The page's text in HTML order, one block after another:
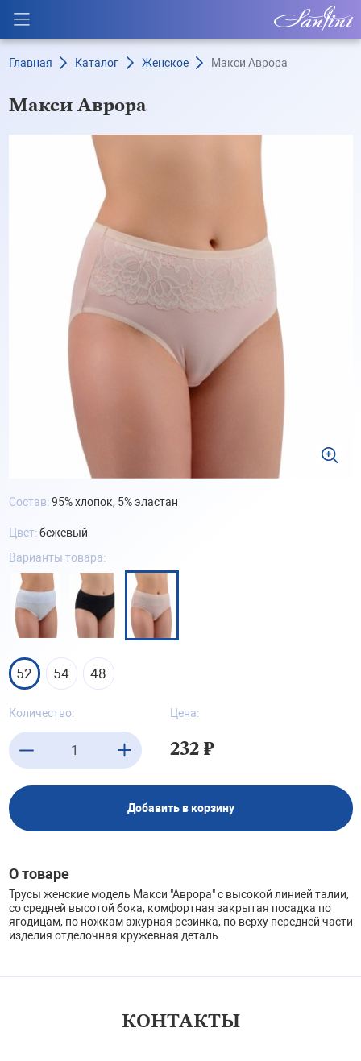
Главная Каталог Женское Макси Аврора
Макси Аврора
Состав: 95% хлопок, 5% эластан
Цвет: бежевый
Варианты товара:
52 54 48
Количество: Цена:
232 ₽
Добавить в корзину
О товаре
Трусы женские модель Макси "Аврора" с высокой линией талии,
со средней высотой бока, комфортная закрытая посадка по
ягодицам, по ножкам ажурная резинка, по верху передней части
изделия отделочная кружевная деталь.
КОНТАКТЫ